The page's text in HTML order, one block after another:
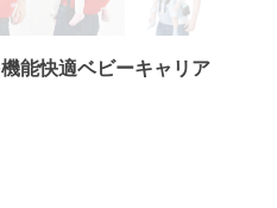
能快適ベビーキャリア